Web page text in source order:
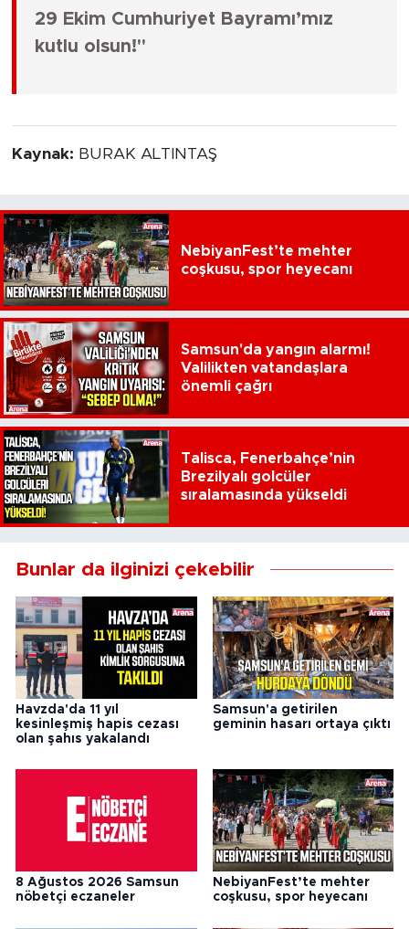
29 Ekim Cumhuriyet Bayramı’mız
kutlu olsun!"
Kaynak: BURAK ALTINTAŞ
NebiyanFest’te mehter
coşkusu, spor heyecanı
Samsun'da yangın alarmı!
Valilikten vatandaşlara
önemli çağrı
Talisca, Fenerbahçe’nin
Brezilyalı golcüler
sıralamasında yükseldi
Bunlar da ilginizi çekebilir
Havzda'da 11 yıl
kesinleşmiş hapis cezası
olan şahıs yakalandı
Samsun'a getirilen
geminin hasarı ortaya çıktı
8 Ağustos 2026 Samsun
nöbetçi eczaneler
NebiyanFest’te mehter
coşkusu, spor heyecanı